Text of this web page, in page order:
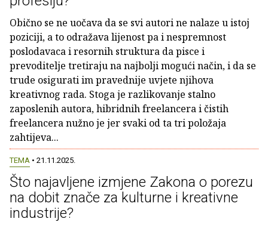
Obično se ne uočava da se svi autori ne nalaze u istoj
poziciji, a to odražava lijenost pa i nespremnost
poslodavaca i resornih struktura da pisce i
prevoditelje tretiraju na najbolji mogući način, i da se
trude osigurati im pravednije uvjete njihova
kreativnog rada. Stoga je razlikovanje stalno
zaposlenih autora, hibridnih freelancera i čistih
freelancera nužno je jer svaki od ta tri položaja
zahtijeva...
TEMA • 21.11.2025.
Što najavljene izmjene Zakona o porezu
na dobit znače za kulturne i kreativne
industrije?